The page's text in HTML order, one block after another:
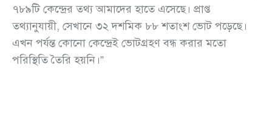
৭৮৯টি কেন্দ্রের তথ্য আমাদের হাতে এসেছে। প্রাপ্ত
তথ্যানুযায়ী, সেখানে ৩২ দশমিক ৮৮ শতাংশ ভোট পড়েছে।
এখন পর্যন্ত কোনো কেন্দ্রেই ভোটগ্রহণ বন্ধ করার মতো
পরিস্থিতি তৈরি হয়নি।”